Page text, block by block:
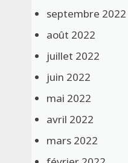
septembre 2022
août 2022
juillet 2022
juin 2022
mai 2022
avril 2022
mars 2022